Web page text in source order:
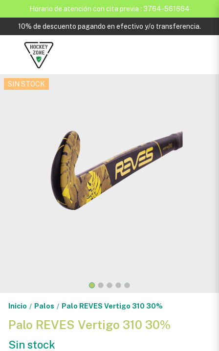
Horario de atención con cita previa : 3764-561664
10% de descuento pagando en efectivo y/o transferencia.
SIN STOCK
Inicio / Palos / Palo REVES Vertigo 310 30%
Palo REVES Vertigo 310 30%
Sin stock